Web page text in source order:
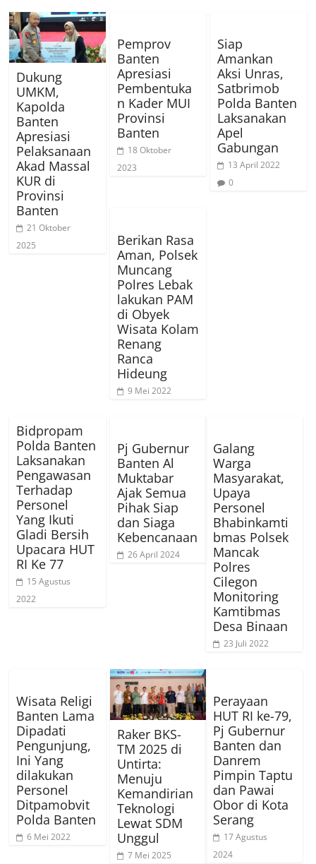
Dukung
UMKM,
Kapolda
Banten
Apresiasi
Pelaksanaan
Akad Massal
KUR di
Provinsi
Banten
21 Oktober
2025
Pemprov
Banten
Apresiasi
Pembentuka
n Kader MUI
Provinsi
Banten
18 Oktober
2023
Siap
Amankan
Aksi Unras,
Satbrimob
Polda Banten
Laksanakan
Apel
Gabungan
13 April 2022
0
Berikan Rasa
Aman, Polsek
Muncang
Polres Lebak
lakukan PAM
di Obyek
Wisata Kolam
Renang
Ranca
Hideung
9 Mei 2022
Bidpropam
Polda Banten
Laksanakan
Pengawasan
Terhadap
Personel
Yang Ikuti
Gladi Bersih
Upacara HUT
RI Ke 77
15 Agustus
2022
Pj Gubernur
Banten Al
Muktabar
Ajak Semua
Pihak Siap
dan Siaga
Kebencanaan
26 April 2024
Galang
Warga
Masyarakat,
Upaya
Personel
Bhabinkamti
bmas Polsek
Mancak
Polres
Cilegon
Monitoring
Kamtibmas
Desa Binaan
23 Juli 2022
Wisata Religi
Banten Lama
Dipadati
Pengunjung,
Ini Yang
dilakukan
Personel
Ditpamobvit
Polda Banten
6 Mei 2022
Raker BKS-
TM 2025 di
Untirta:
Menuju
Kemandirian
Teknologi
Lewat SDM
Unggul
7 Mei 2025
Perayaan
HUT RI ke-79,
Pj Gubernur
Banten dan
Danrem
Pimpin Taptu
dan Pawai
Obor di Kota
Serang
17 Agustus
2024